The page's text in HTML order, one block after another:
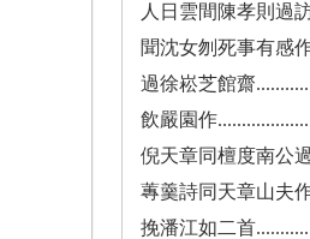
人日雲間陳孝則過
聞沈女刎死事有感
過徐崧芝館齋
飲嚴園作
倪天章同檀度南公過
蓴羹詩同天章山夫
挽潘江如二首